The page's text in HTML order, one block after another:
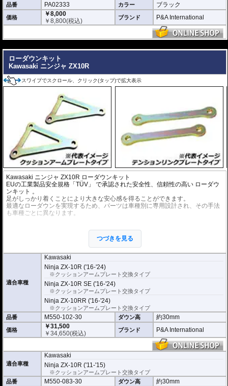
品番 PA02333 カラー ブラック
価格
￥8,000
￥8,800(税込) ブランド P&A International
ローダウンキット
Kawasaki ニンジャ ZX10R
スワイプでスクロール、クリック(タップ)で拡大表示
Kawasaki ニンジャ ZX10R ローダウンキット
EUの工業製品安全規格「TÜV」 で承認された安全性、信頼性の高い ローダウ
ンキット 。
足がしっかり着くことにより大きな安心感を得ることができます。
最適なローダウンを実現するため、パーツは車種別に専用設計され、その手法
も車種ごとに異なります。
お勧めいたします。(ショートサイドスタンドはお客様にてご用意ください。)
※ダウンする高さによっては、センタースタンドが使用できない、または、取
り外さなくてはいけない場合があります。
※写真は同系ローダウンパーツの代表写真です。実際の商品とは異なる場合が
※フロントフォークの突き出し量を合わせて調整することをお勧めします。(調
整可能な車種の場合。推奨調整値はマニュアルに記載)
※安全に関する重要なパーツの為、プロショップによる取付を行ってくださ
い。個人でお取付の場合、弊社ではいかなる事象においてその責を負うことが
つづきを見る
適合車種
Kawasaki
Ninja ZX-10R ('16-'24)
※クッションアームプレート交換タイプ
Ninja ZX-10R SE ('16-'24)
※クッションアームプレート交換タイプ
Ninja ZX-10RR ('16-'24)
※クッションアームプレート交換タイプ
品番
M550-102-30 ダウン高 約30mm
価格
￥31,500
￥34,650(税込) ブランド P&A International
適合車種
Kawasaki
Ninja ZX-10R ('11-'15)
※クッションアームプレート交換タイプ
品番
M550-083-30 ダウン高 約30mm